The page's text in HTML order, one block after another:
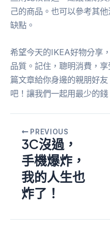
己的商品。也可以參考其
缺點。
希望今天的IKEA好物分享
品質。記住，聰明消費，
篇文章給你身邊的親朋好
吧！讓我們一起用最少的錢
PREVIOUS
3C沒過，
手機爆炸，
我的人生也
炸了！